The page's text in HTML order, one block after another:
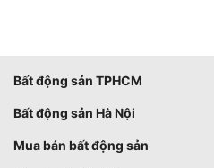
Bất động sản TPHCM
Bất động sản Hà Nội
Mua bán bất động sản